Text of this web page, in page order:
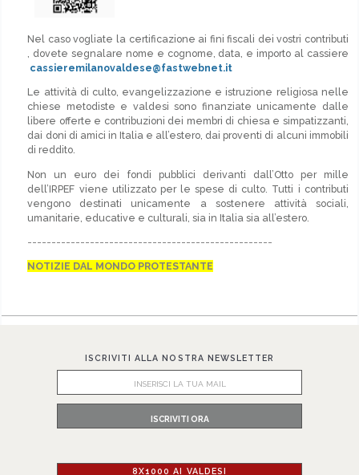
Nel caso vogliate la certificazione ai fini fiscali dei vostri contributi
, dovete segnalare nome e cognome, data, e importo al cassiere
cassieremilanovaldese@fastwebnet.it
Le attività di culto, evangelizzazione e istruzione religiosa nelle
chiese metodiste e valdesi sono finanziate unicamente dalle
libere offerte e contribuzioni dei membri di chiesa e simpatizzanti,
dai doni di amici in Italia e all’estero, dai proventi di alcuni immobili
di reddito.
Non un euro dei fondi pubblici derivanti dall’Otto per mille
dell’IRPEF viene utilizzato per le spese di culto. Tutti i contributi
vengono destinati unicamente a sostenere attività sociali,
umanitarie, educative e culturali, sia in Italia sia all’estero.
---------------------------------------------------
NOTIZIE DAL MONDO PROTESTANTE
ISCRIVITI ALLA NOSTRA NEWSLETTER
8X1000 AI VALDESI